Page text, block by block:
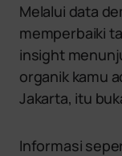
Melalui data
memperbaiki
insight
organik kamu
Jakarta, itu
Informasi